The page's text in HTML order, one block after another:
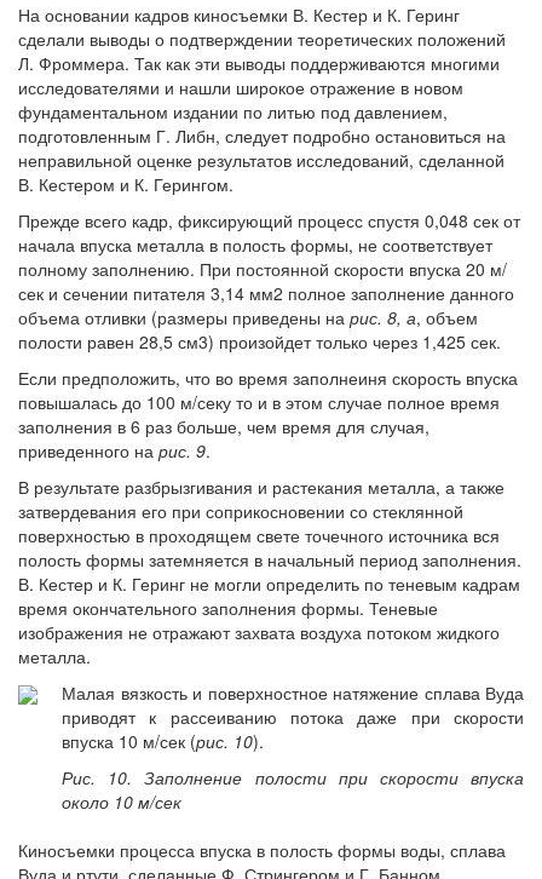
На основании кадров киносъемки В. Кестер и К. Геринг
сделали выводы о подтверждении теоретических положений
Л. Фроммера. Так как эти выводы поддерживаются многими
исследователями и нашли широкое отражение в новом
фундаментальном издании по литью под давлением,
подготовленным Г. Либн, следует подробно остановиться на
неправильной оценке результатов исследований, сделанной
В. Кестером и К. Герингом.
Прежде всего кадр, фиксирующий процесс спустя 0,048 сек от
начала впуска металла в полость формы, не соответствует
полному заполнению. При постоянной скорости впуска 20 м/
сек и сечении питателя 3,14 мм2 полное заполнение данного
объема отливки (размеры приведены на рис. 8, а, объем
полости равен 28,5 см3) произойдет только через 1,425 сек.
Если предположить, что во время заполнеиня скорость впуска
повышалась до 100 м/секу то и в этом случае полное время
заполнения в 6 раз больше, чем время для случая,
приведенного на рис. 9.
В результате разбрызгивания и растекания металла, а также
затвердевания его при соприкосновении со стеклянной
поверхностью в проходящем свете точечного источника вся
полость формы затемняется в начальный период заполнения.
В. Кестер и К. Геринг не могли определить по теневым кадрам
время окончательного заполнения формы. Теневые
изображения не отражают захвата воздуха потоком жидкого
металла.
Малая вязкость и поверхностное натяжение сплава Вуда
приводят к рассеиванию потока даже при скорости
впуска 10 м/сек (рис. 10).
Рис. 10. Заполнение полости при скорости впуска
около 10 м/сек
Киносъемки процесса впуска в полость формы воды, сплава
Вуда и ртути, сделанные Ф. Стрингером и Г. Банном,